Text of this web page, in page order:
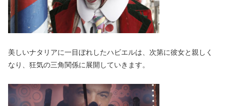
美しいナタリアに一目ぼれしたハビエルは、次第に彼女と親しく
なり、狂気の三角関係に展開していきます。